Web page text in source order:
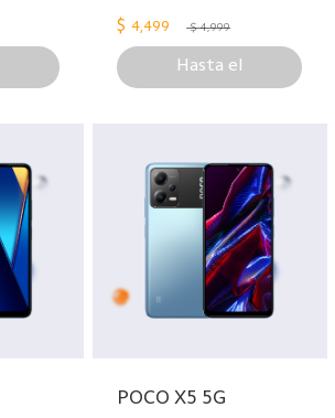
$ 4,499 $ 4,999
Hasta el
POCO X5 5G